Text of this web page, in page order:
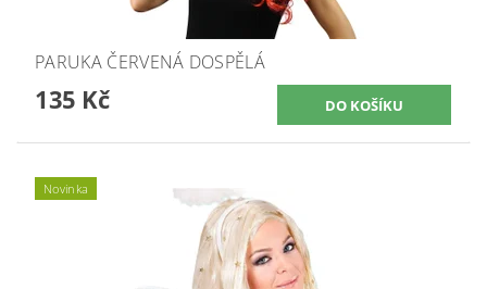
PARUKA ČERVENÁ DOSPĚLÁ
135 Kč
Novinka